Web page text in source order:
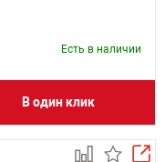
Есть в наличии
В один клик